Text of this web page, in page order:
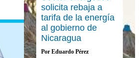
solicita rebaja a
tarifa de la energía
al gobierno de
Nicaragua
Por Eduardo Pérez